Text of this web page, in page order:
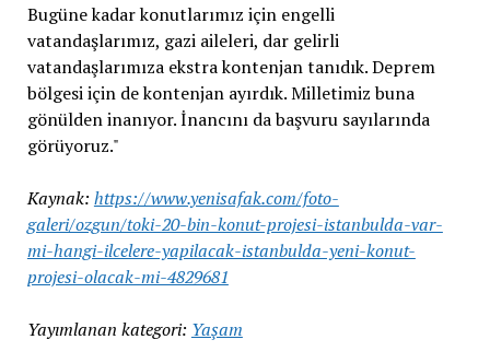
Bugüne kadar konutlarımız için engelli
vatandaşlarımız, gazi aileleri, dar gelirli
vatandaşlarımıza ekstra kontenjan tanıdık. Deprem
bölgesi için de kontenjan ayırdık. Milletimiz buna
gönülden inanıyor. İnancını da başvuru sayılarında
görüyoruz."
Kaynak: https://www.yenisafak.com/foto-
galeri/ozgun/toki-20-bin-konut-projesi-istanbulda-var-
mi-hangi-ilcelere-yapilacak-istanbulda-yeni-konut-
projesi-olacak-mi-4829681
Yayımlanan kategori: Yaşam